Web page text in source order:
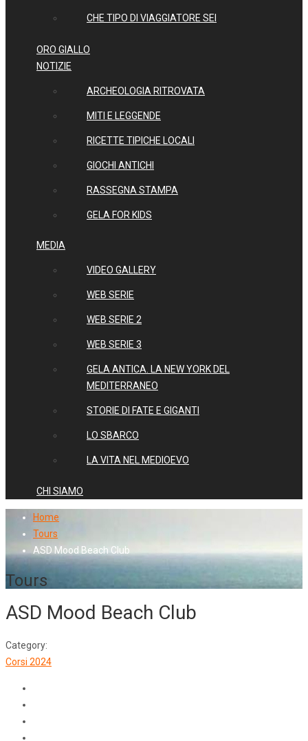
CHE TIPO DI VIAGGIATORE SEI
ORO GIALLO
NOTIZIE
ARCHEOLOGIA RITROVATA
MITI E LEGGENDE
RICETTE TIPICHE LOCALI
GIOCHI ANTICHI
RASSEGNA STAMPA
GELA FOR KIDS
MEDIA
VIDEO GALLERY
WEB SERIE
WEB SERIE 2
WEB SERIE 3
GELA ANTICA. LA NEW YORK DEL
MEDITERRANEO
STORIE DI FATE E GIGANTI
LO SBARCO
LA VITA NEL MEDIOEVO
CHI SIAMO
Home
Tours
ASD Mood Beach Club
Tours
ASD Mood Beach Club
Category:
Corsi 2024